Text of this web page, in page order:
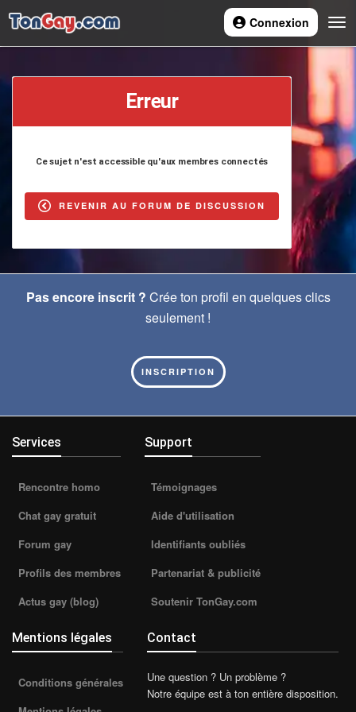
Connexion
Erreur
Ce sujet n'est accessible qu'aux membres connectés
REVENIR AU FORUM DE DISCUSSION
Pas encore inscrit ? Crée ton profil en quelques clics
seulement !
INSCRIPTION
Services
Rencontre homo
Chat gay gratuit
Forum gay
Profils des membres
Actus gay (blog)
Support
Témoignages
Aide d'utilisation
Identifiants oubliés
Partenariat & publicité
Soutenir TonGay.com
Mentions légales
Conditions générales
Contact
Une question ? Un problème ?
Notre équipe est à ton entière disposition.